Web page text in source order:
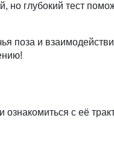
глубокий тест
поза и
с её